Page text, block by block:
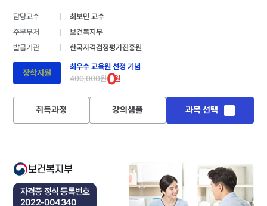
담당교수
최보민 교수
주무부처
보건복지부
발급기관
한국자격검정평가진흥원
장학지원
최우수 교육원 선정 기념
400,000원0원
취득과정 강의샘플 과목 선택
보건복지부
자격증 정식 등록번호
2022-004340